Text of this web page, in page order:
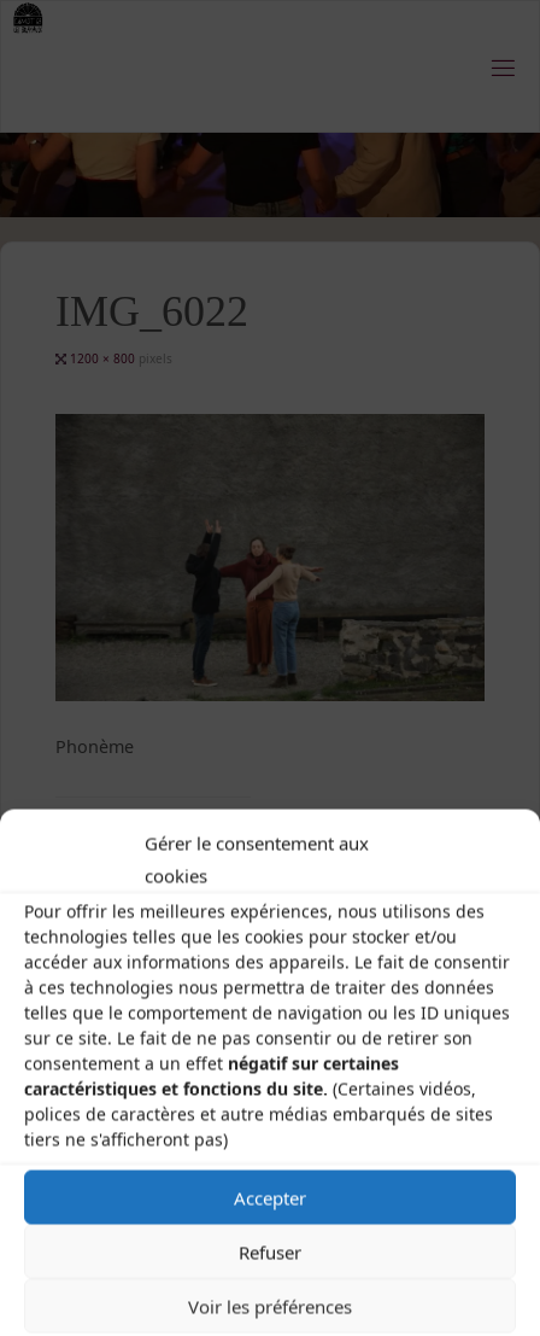
Gérer le consentement aux
cookies
Pour offrir les meilleures expériences, nous utilisons des
technologies telles que les cookies pour stocker et/ou
accéder aux informations des appareils. Le fait de consentir
à ces technologies nous permettra de traiter des données
telles que le comportement de navigation ou les ID uniques
sur ce site. Le fait de ne pas consentir ou de retirer son
consentement a un effet négatif sur certaines
caractéristiques et fonctions du site. (Certaines vidéos,
polices de caractères et autre médias embarqués de sites
tiers ne s'afficheront pas)
Accepter
Refuser
Voir les préférences
Skip
IMG_6022
Full1200 × 800 pixels
Phonème
Les Brayauds-CDMDT63
Le Gamounet
40 rue de la République
63200 Saint-Bonnet-près-Riom